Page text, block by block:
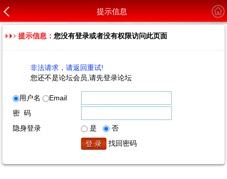
提示信息
提示信息：您没有登录或者没有权限访问此页面
非法请求，请返回重试!
您还不是论坛会员,请先登录论坛
用户名
Email
密 码
隐身登录
是
否
找回密码